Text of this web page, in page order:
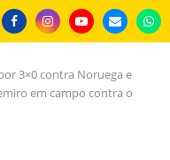
3×0 contra Noruega e
em campo contra o